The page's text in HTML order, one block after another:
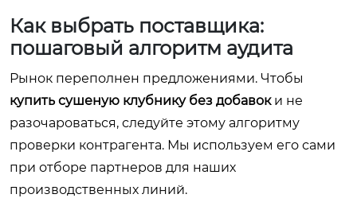
Как выбрать поставщика:
пошаговый алгоритм аудита
Рынок переполнен предложениями. Чтобы
купить сушеную клубнику без добавоки не
разочароваться, следуйте этому алгоритму
проверки контрагента. Мы используем его сами
при отборе партнеров для наших
производственных линий.